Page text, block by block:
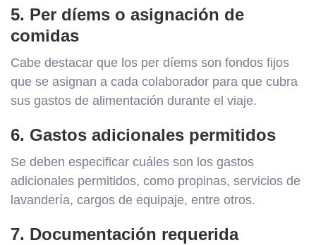
5. Per díems o asignación de
comidas
Cabe destacar que los per díems son fondos fijos
que se asignan a cada colaborador para que cubra
sus gastos de alimentación durante el viaje.
6. Gastos adicionales permitidos
Se deben especificar cuáles son los gastos
adicionales permitidos, como propinas, servicios de
lavandería, cargos de equipaje, entre otros.
7. Documentación requerida